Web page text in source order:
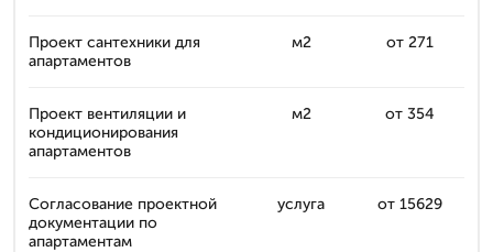
Проект сантехники для
апартаментов
м2 от 271
Проект вентиляции и
кондиционирования
апартаментов
м2 от 354
Согласование проектной
документации по
апартаментам
услуга от 15629